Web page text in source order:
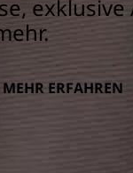
MEHR ERFAHREN